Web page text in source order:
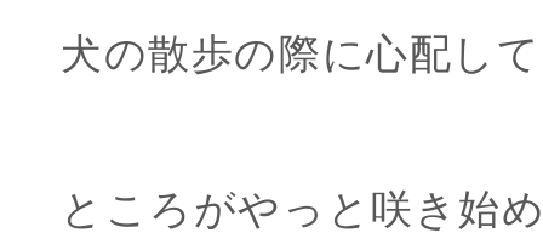
犬の散歩の際に心配し
ところがやっと咲き始